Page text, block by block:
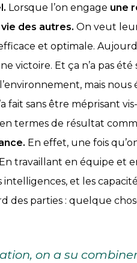
Lorsque l’on engage une
des autres. On veut
et optimale.
victoire. Et ça n’a pas été
mais nous
fait sans être méprisant
termes de résultat
En effet, une fois
travaillant en équipe et
et les
des parties : quelque
on a su